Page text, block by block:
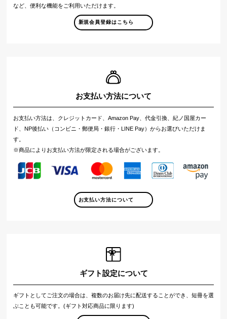
など、便利な機能をご利用いただけます。
新規会員登録はこちら
お支払い方法について
お支払い方法は、クレジットカード、Amazon Pay、代金引換、紀ノ国屋カー
ド、NP後払い（コンビニ・郵便局・銀行・LINE Pay）からお選びいただけま
す。
※商品によりお支払い方法が限定される場合がございます。
お支払い方法について
ギフト設定について
ギフトとしてご注文の場合は、複数のお届け先に配送することができ、短冊を選
ぶことも可能です。(ギフト対応商品に限ります)